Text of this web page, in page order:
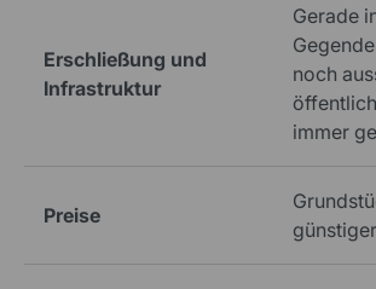
Erschließung und
Infrastruktur
Gerade
noch
immer
Preise
günstiger